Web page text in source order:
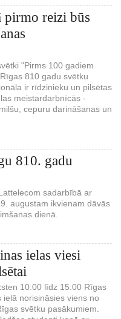
pirmo reizi būs
"Pirms 100 gadiem
810 gadu svētku
ir rīdzinieku un pilsētas
meistardarbnīcās -
cepuru darināšanas un
810. gadu
sadarbībā ar
augustam ikvienam dāvās
dienā.
ielas viesi
10:00 līdz 15:00 Rīgas
ielā norisināsies viens no
svētku pasākumiem.